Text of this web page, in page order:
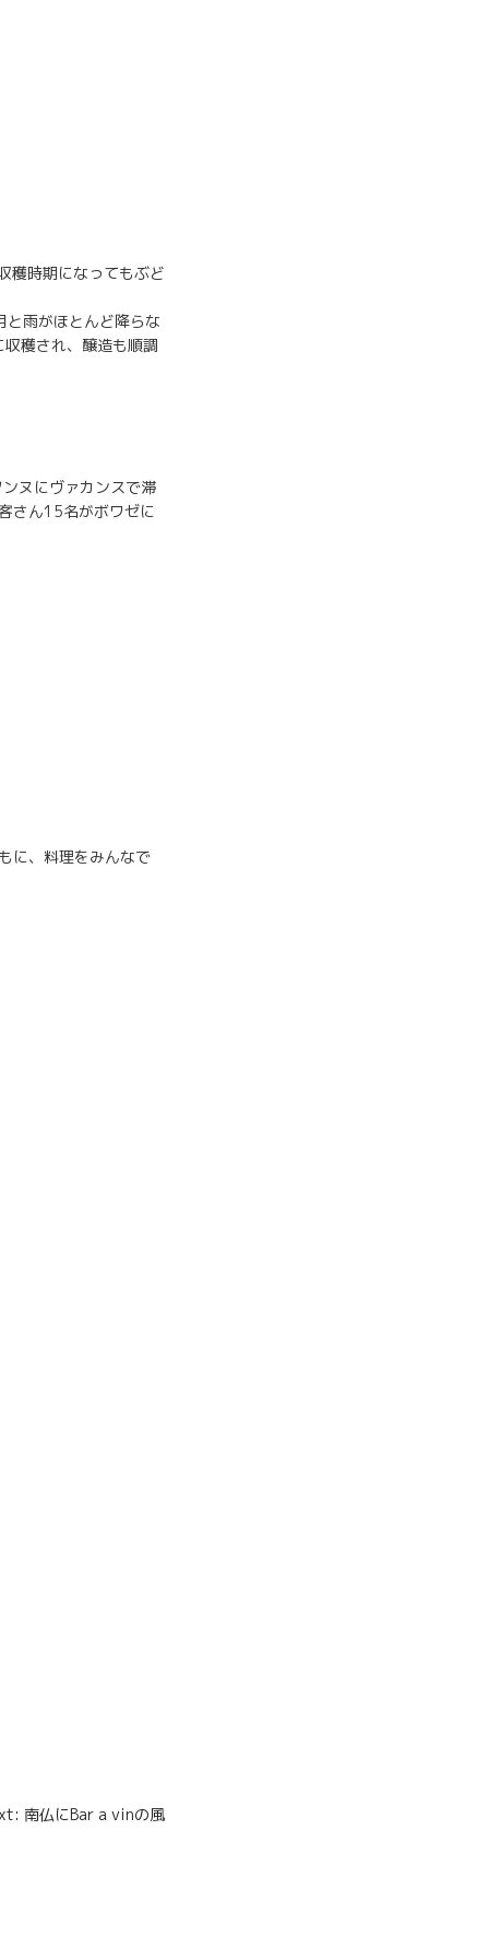
穫時期になってもぶど
雨がほとんど降らな
穫され、醸造も順調
ヌにヴァカンスで滞
さん15名がボワゼに
に、料理をみんなで
南仏にBar a vinの風